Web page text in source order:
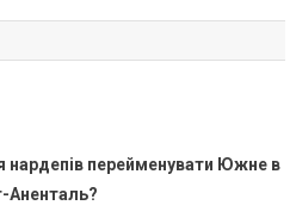
нардепів перейменувати Южне в
Аненталь?